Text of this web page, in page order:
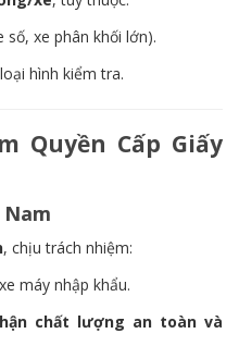
số, xe phân khối lớn).
hình kiểm tra.
Quyền Cấp Giấy
, chịu trách nhiệm:
máy nhập khẩu.
chất lượng an toàn và